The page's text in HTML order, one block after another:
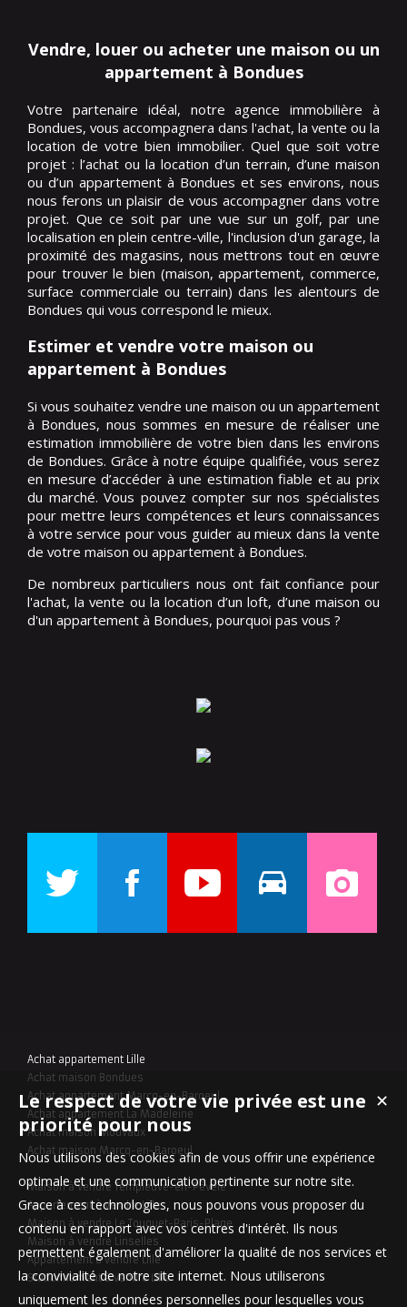
Vendre, louer ou acheter une maison ou un
appartement à Bondues
Votre partenaire idéal, notre agence immobilière à
Bondues, vous accompagnera dans l'achat, la vente ou la
location de votre bien immobilier. Quel que soit votre
projet : l’achat ou la location d’un terrain, d’une maison
ou d’un appartement à Bondues et ses environs, nous
nous ferons un plaisir de vous accompagner dans votre
projet. Que ce soit par une vue sur un golf, par une
localisation en plein centre-ville, l'inclusion d'un garage, la
proximité des magasins, nous mettrons tout en œuvre
pour trouver le bien (maison, appartement, commerce,
surface commerciale ou terrain) dans les alentours de
Bondues qui vous correspond le mieux.
Estimer et vendre votre maison ou
appartement à Bondues
Si vous souhaitez vendre une maison ou un appartement
à Bondues, nous sommes en mesure de réaliser une
estimation immobilière de votre bien dans les environs
de Bondues. Grâce à notre équipe qualifiée, vous serez
en mesure d’accéder à une estimation fiable et au prix
du marché. Vous pouvez compter sur nos spécialistes
pour mettre leurs compétences et leurs connaissances
à votre service pour vous guider au mieux dans la vente
de votre maison ou appartement à Bondues.
De nombreux particuliers nous ont fait confiance pour
l'achat, la vente ou la location d’un loft, d’une maison ou
d'un appartement à Bondues, pourquoi pas vous ?
Achat appartement Lille
Achat maison Bondues
Achat appartement Marcq-en-Baroeul
Achat appartement La Madeleine
Achat maison Mouvaux
Achat maison Marcq-en-Baroeul
Maison à vendre Templeuve-en-Pévèle
Appartement à vendre Lille
Maison à vendre Le Touquet-Paris-Plage
Maison à vendre Linselles
Appartement à vendre Lille
Stationnement à vendre Lille
✕
Le respect de votre vie privée est une
priorité pour nous
Nous utilisons des cookies afin de vous offrir une expérience
optimale et une communication pertinente sur notre site.
Grace à ces technologies, nous pouvons vous proposer du
contenu en rapport avec vos centres d'intérêt. Ils nous
permettent également d'améliorer la qualité de nos services et
la convivialité de notre site internet. Nous utiliserons
uniquement les données personnelles pour lesquelles vous